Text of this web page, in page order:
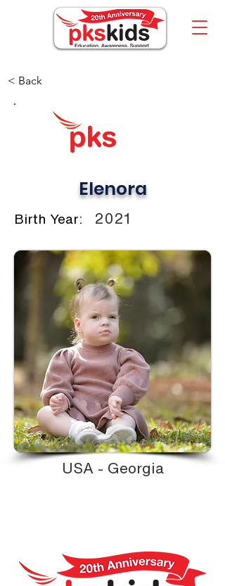
< Back
Elenora
Birth Year: 2021
USA - Georgia